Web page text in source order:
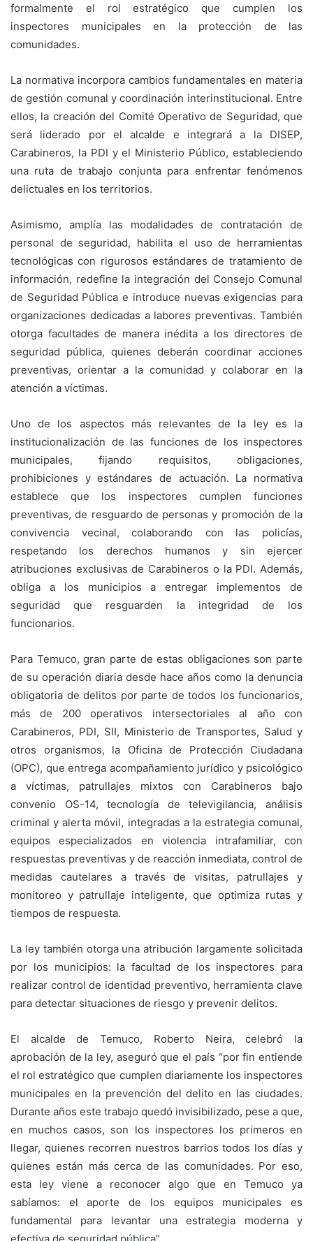
formalmente el rol estratégico que cumplen los
inspectores municipales en la protección de las
comunidades.
La normativa incorpora cambios fundamentales en materia
de gestión comunal y coordinación interinstitucional. Entre
ellos, la creación del Comité Operativo de Seguridad, que
será liderado por el alcalde e integrará a la DISEP,
Carabineros, la PDI y el Ministerio Público, estableciendo
una ruta de trabajo conjunta para enfrentar fenómenos
delictuales en los territorios.
Asimismo, amplía las modalidades de contratación de
personal de seguridad, habilita el uso de herramientas
tecnológicas con rigurosos estándares de tratamiento de
información, redefine la integración del Consejo Comunal
de Seguridad Pública e introduce nuevas exigencias para
organizaciones dedicadas a labores preventivas. También
otorga facultades de manera inédita a los directores de
seguridad pública, quienes deberán coordinar acciones
preventivas, orientar a la comunidad y colaborar en la
atención a víctimas.
Uno de los aspectos más relevantes de la ley es la
institucionalización de las funciones de los inspectores
municipales, fijando requisitos, obligaciones,
prohibiciones y estándares de actuación. La normativa
establece que los inspectores cumplen funciones
preventivas, de resguardo de personas y promoción de la
convivencia vecinal, colaborando con las policías,
respetando los derechos humanos y sin ejercer
atribuciones exclusivas de Carabineros o la PDI. Además,
obliga a los municipios a entregar implementos de
seguridad que resguarden la integridad de los
funcionarios.
Para Temuco, gran parte de estas obligaciones son parte
de su operación diaria desde hace años como la denuncia
obligatoria de delitos por parte de todos los funcionarios,
más de 200 operativos intersectoriales al año con
Carabineros, PDI, SII, Ministerio de Transportes, Salud y
otros organismos, la Oficina de Protección Ciudadana
(OPC), que entrega acompañamiento jurídico y psicológico
a víctimas, patrullajes mixtos con Carabineros bajo
convenio OS-14, tecnología de televigilancia, análisis
criminal y alerta móvil, integradas a la estrategia comunal,
equipos especializados en violencia intrafamiliar, con
respuestas preventivas y de reacción inmediata, control de
medidas cautelares a través de visitas, patrullajes y
monitoreo y patrullaje inteligente, que optimiza rutas y
tiempos de respuesta.
La ley también otorga una atribución largamente solicitada
por los municipios: la facultad de los inspectores para
realizar control de identidad preventivo, herramienta clave
para detectar situaciones de riesgo y prevenir delitos.
El alcalde de Temuco, Roberto Neira, celebró la
aprobación de la ley, aseguró que el país “por fin entiende
el rol estratégico que cumplen diariamente los inspectores
municipales en la prevención del delito en las ciudades.
Durante años este trabajo quedó invisibilizado, pese a que,
en muchos casos, son los inspectores los primeros en
llegar, quienes recorren nuestros barrios todos los días y
quienes están más cerca de las comunidades. Por eso,
esta ley viene a reconocer algo que en Temuco ya
sabíamos: el aporte de los equipos municipales es
fundamental para levantar una estrategia moderna y
efectiva de seguridad pública”.